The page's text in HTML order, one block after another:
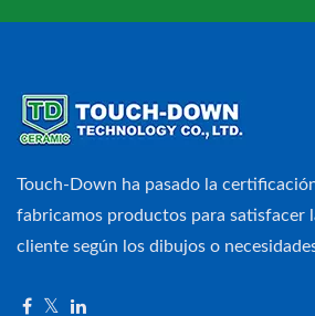
Touch-Down ha pasado la
fabricamos productos para satisfacer
cliente según los dibujos o